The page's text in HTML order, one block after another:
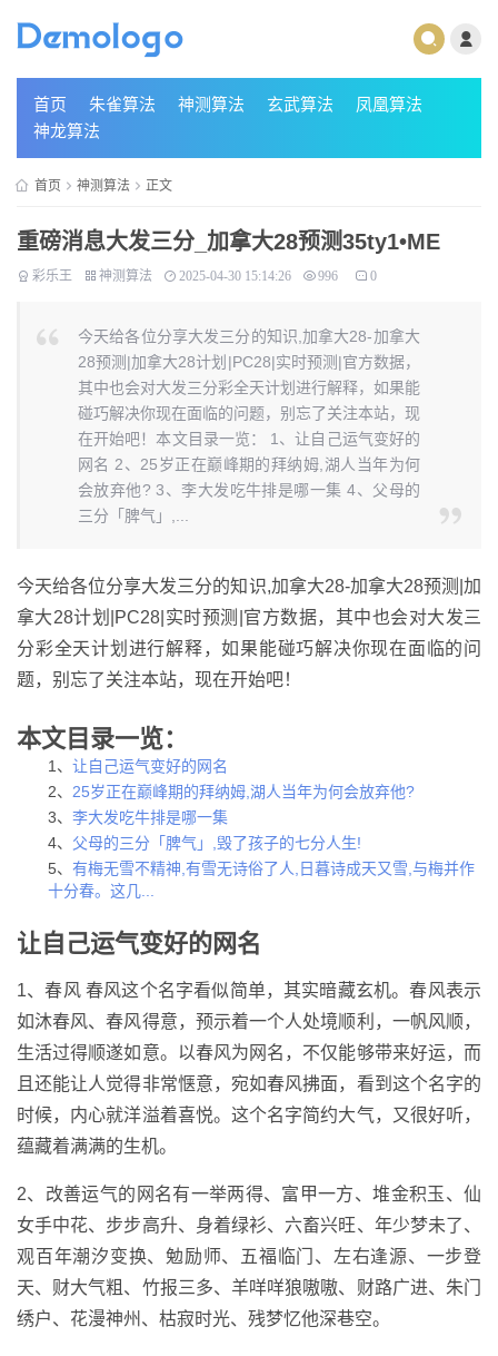
首页 朱雀算法 神测算法 玄武算法
凤凰算法
神龙算法
首页 神测算法 正文
重磅消息大发三分_加拿大28预测35ty1 •ME
彩乐王 神测算法 2025-04-30 15:14:26 996 0
今天给各位分享大发三分的知识,加拿大28-加拿大
28预测|加拿大28计划|PC28|实时预测|官方数据，
其中也会对大发三分彩全天计划进行解释，如果能
碰巧解决你现在面临的问题，别忘了关注本站，现
在开始吧！本文目录一览： 1、让自己运气变好的
网名 2、25岁正在巅峰期的拜纳姆,湖人当年为何
会放弃他? 3、李大发吃牛排是哪一集 4、父母的
三分「脾气」,...
今天给各位分享大发三分的知识,加拿大28-加拿大28预测|加
拿大28计划|PC28|实时预测|官方数据，其中也会对大发三
分彩全天计划进行解释，如果能碰巧解决你现在面临的问
题，别忘了关注本站，现在开始吧！
本文目录一览：
1、 让自己运气变好的网名
2、 25岁正在巅峰期的拜纳姆,湖人当年为何会放弃他?
3、 李大发吃牛排是哪一集
4、 父母的三分「脾气」,毁了孩子的七分人生!
5、 有梅无雪不精神,有雪无诗俗了人,日暮诗成天又雪,与梅并作
十分春。这几...
让自己运气变好的网名
1、春风 春风这个名字看似简单，其实暗藏玄机。春风表示
如沐春风、春风得意，预示着一个人处境顺利，一帆风顺，
生活过得顺遂如意。以春风为网名，不仅能够带来好运，而
且还能让人觉得非常惬意，宛如春风拂面，看到这个名字的
时候，内心就洋溢着喜悦。这个名字简约大气，又很好听，
蕴藏着满满的生机。
2、改善运气的网名有一举两得、富甲一方、堆金积玉、仙
女手中花、步步高升、身着绿衫、六畜兴旺、年少梦未了、
观百年潮汐变换、勉励师、五福临门、左右逢源、一步登
天、财大气粗、竹报三多、羊咩咩狼嗷嗷、财路广进、朱门
绣户、花漫神州、枯寂时光、残梦忆他深巷空。